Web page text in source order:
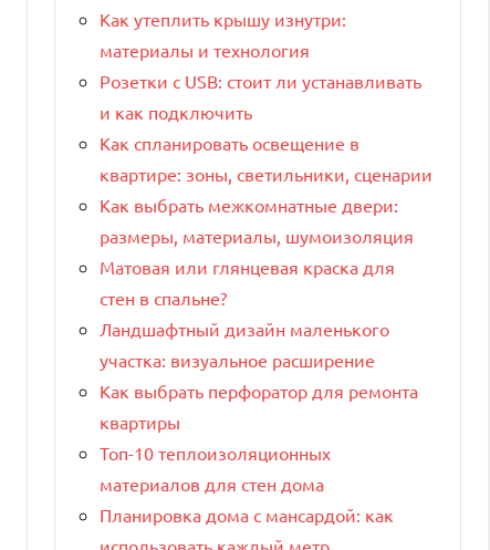
Как утеплить крышу изнутри:
материалы и технология
Розетки с USB: стоит ли устанавливать
и как подключить
Как спланировать освещение в
квартире: зоны, светильники, сценарии
Как выбрать межкомнатные двери:
размеры, материалы, шумоизоляция
Матовая или глянцевая краска для
стен в спальне?
Ландшафтный дизайн маленького
участка: визуальное расширение
Как выбрать перфоратор для ремонта
квартиры
Топ-10 теплоизоляционных
материалов для стен дома
Планировка дома с мансардой: как
использовать каждый метр